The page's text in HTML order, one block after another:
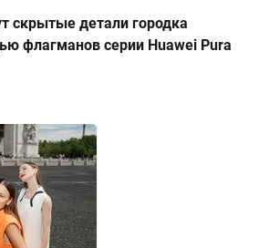
скрытые детали городка
флагманов серии Huawei Pura